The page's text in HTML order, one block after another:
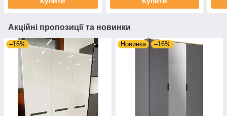
Акційні пропозиції та новинки
–16% Новинка –16%